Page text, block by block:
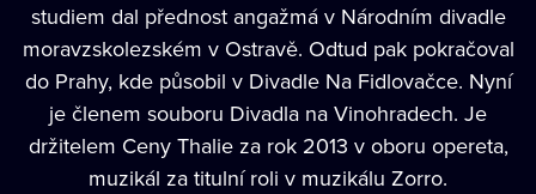
studiem dal přednost angažmá v Národním divadle
moravzskolezském v Ostravě. Odtud pak pokračoval
do Prahy, kde působil v Divadle Na Fidlovačce. Nyní
je členem souboru Divadla na Vinohradech. Je
držitelem Ceny Thalie za rok 2013 v oboru opereta,
muzikál za titulní roli v muzikálu Zorro.